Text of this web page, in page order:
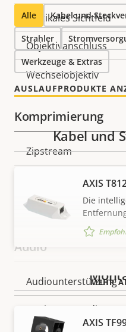
Vertikales Sichtfeld
Objektivanschluss
Wechselobjektiv
Komprimierung
Zipstream
H.265
Audio
Audiounterstützung
Zwei-Wege-Audio
Alle Kabel und
Strahler
Werkzeuge & Extras
AUSLAUFPRODUKTE
MEHR
Kabel und
AXIS
Die
AXIS